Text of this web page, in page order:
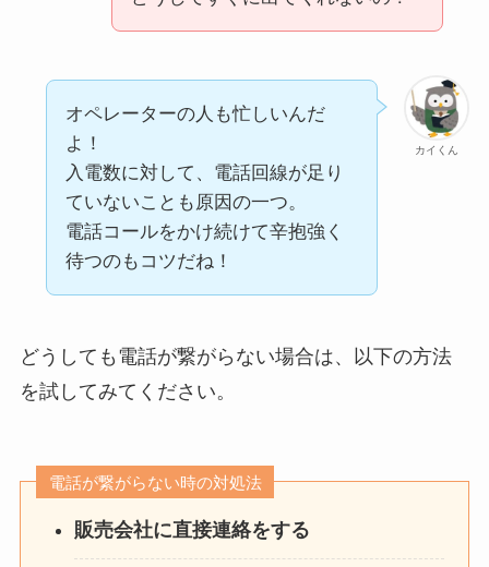
カイくん
オペレーターの人も忙しいんだ
よ！
入電数に対して、電話回線が足り
ていないことも原因の一つ。
電話コールをかけ続けて辛抱強く
待つのもコツだね！
どうしても電話が繋がらない場合は、以下の方法
を試してみてください。
電話が繋がらない時の対処法
販売会社に直接連絡をする